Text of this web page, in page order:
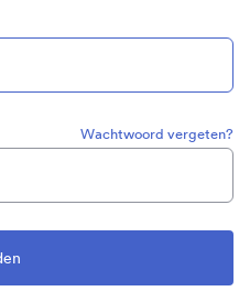
Wachtwoord vergeten?